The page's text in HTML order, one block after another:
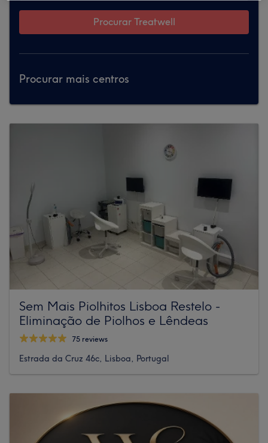
Procurar Treatwell
Procurar mais centros
Sem Mais Piolhitos Lisboa Restelo -
Eliminação de Piolhos e Lêndeas
75 reviews
Estrada da Cruz 46c, Lisboa, Portugal